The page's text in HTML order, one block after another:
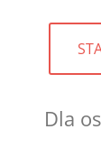
Dla